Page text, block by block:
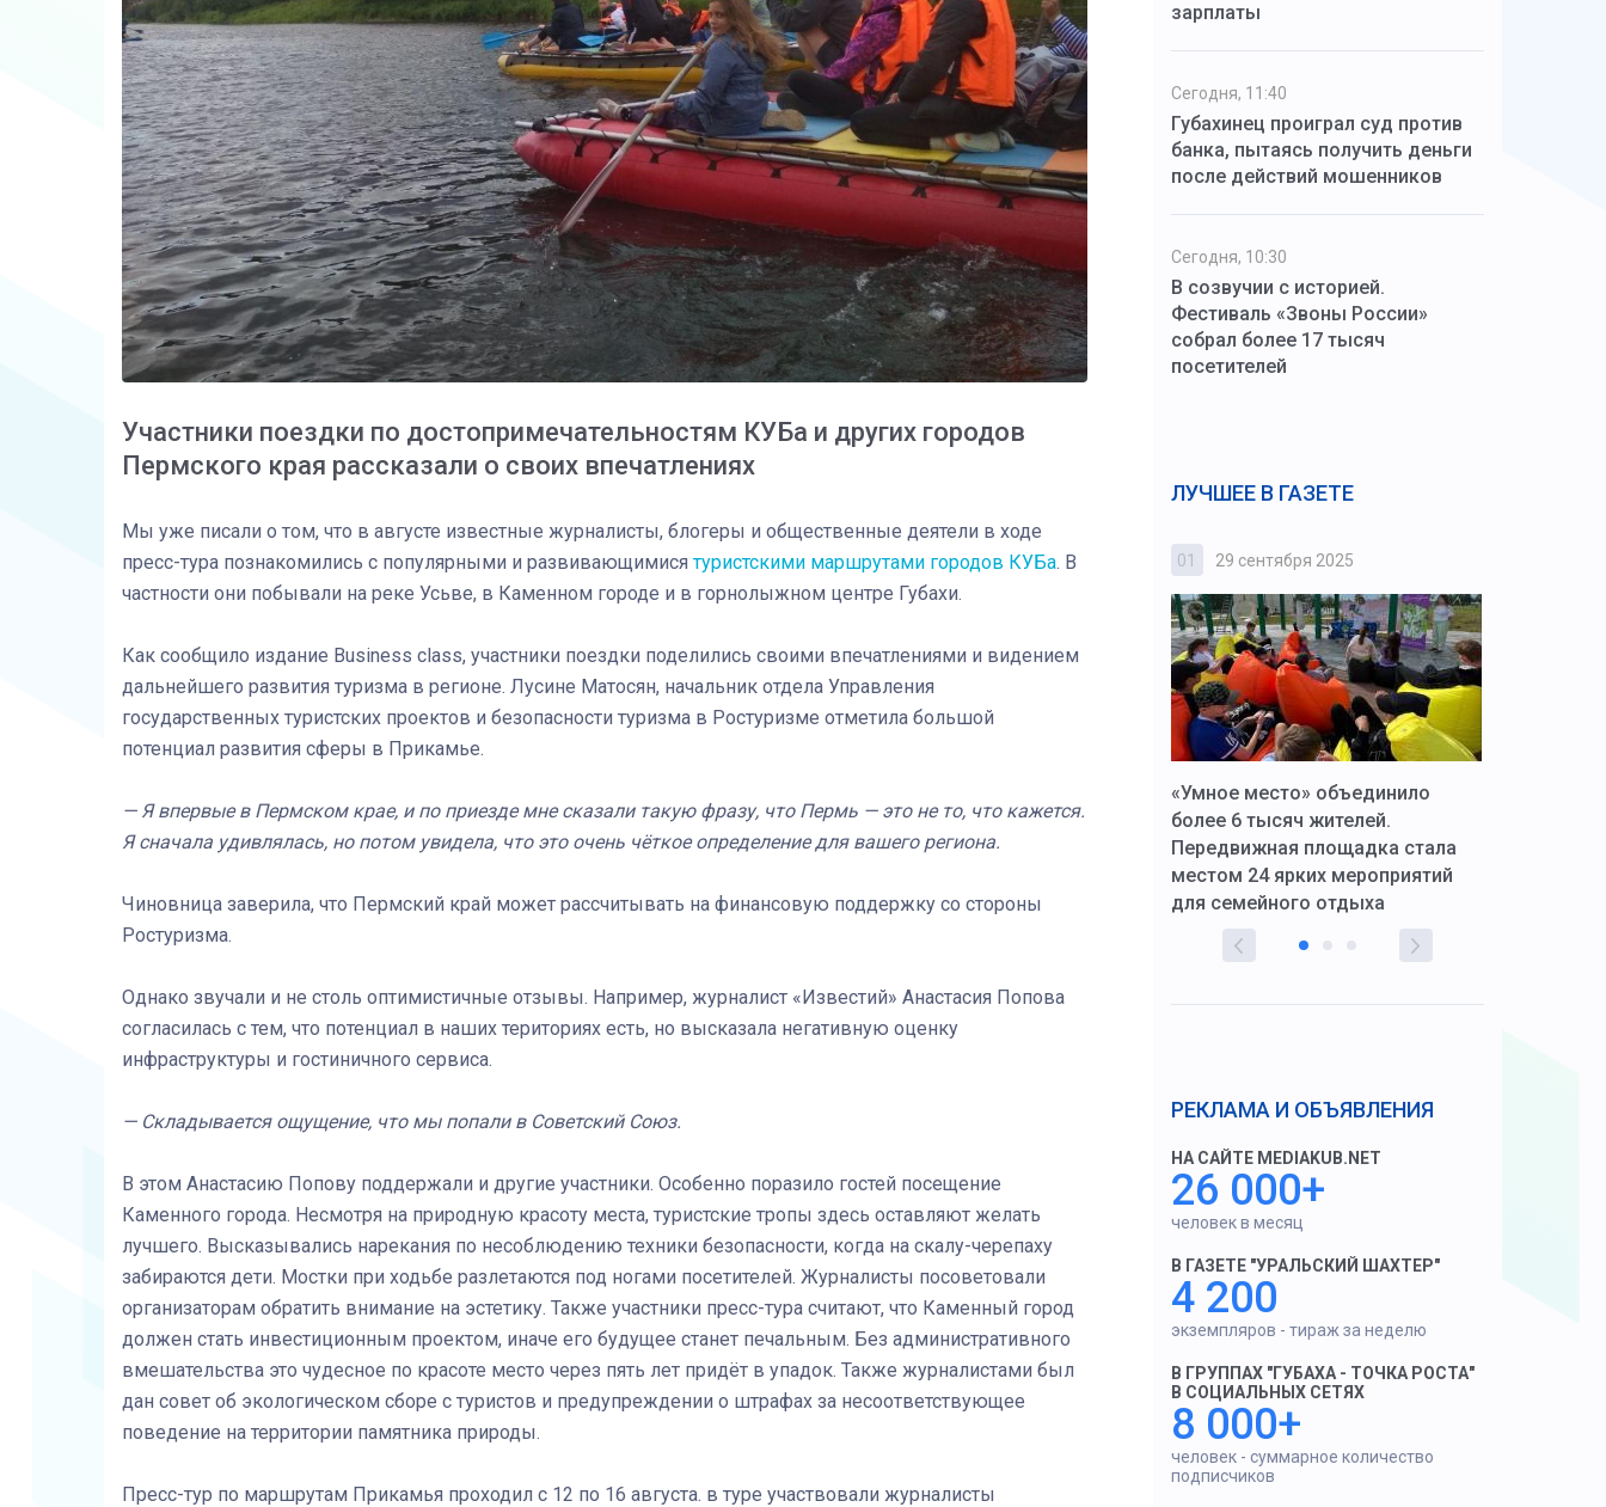
Участники поездки по достопримечательностям КУБа и других городов
Пермского края рассказали о своих впечатлениях
Мы уже писали о том, что в августе известные журналисты, блогеры и общественные деятели в ходе
пресс-тура познакомились с популярными и развивающимисятуристскими маршрутами городов КУБа. В
частности они побывали на реке Усьве, в Каменном городе и в горнолыжном центре Губахи.
Как сообщило издание Business class, участники поездки поделились своими впечатлениями и видением
дальнейшего развития туризма в регионе. Лусине Матосян, начальник отдела Управления
государственных туристских проектов и безопасности туризма в Ростуризме отметила большой
потенциал развития сферы в Прикамье.
— Я впервые в Пермском крае, и по приезде мне сказали такую фразу, что Пермь — это не то, что кажется.
Я сначала удивлялась, но потом увидела, что это очень чёткое определение для вашего региона.
Чиновница заверила, что Пермский край может рассчитывать на финансовую поддержку со стороны
Ростуризма.
Однако звучали и не столь оптимистичные отзывы. Например, журналист «Известий» Анастасия Попова
согласилась с тем, что потенциал в наших териториях есть, но высказала негативную оценку
инфраструктуры и гостиничного сервиса.
— Складывается ощущение, что мы попали в Советский Союз.
В этом Анастасию Попову поддержали и другие участники. Особенно поразило гостей посещение
Каменного города. Несмотря на природную красоту места, туристские тропы здесь оставляют желать
лучшего. Высказывались нарекания по несоблюдению техники безопасности, когда на скалу-черепаху
забираются дети. Мостки при ходьбе разлетаются под ногами посетителей. Журналисты посоветовали
организаторам обратить внимание на эстетику. Также участники пресс-тура считают, что Каменный город
должен стать инвестиционным проектом, иначе его будущее станет печальным. Без административного
вмешательства это чудесное по красоте место через пять лет придёт в упадок. Также журналистами был
дан совет об экологическом сборе с туристов и предупреждении о штрафах за несоответствующее
поведение на территории памятника природы.
Пресс-тур по маршрутам Прикамья проходил с 12 по 16 августа. в туре участвовали журналисты
зарплаты
Сегодня, 11:40
Губахинец проиграл суд против
банка, пытаясь получить деньги
после действий мошенников
Сегодня, 10:30
В созвучии с историей.
Фестиваль «Звоны России»
собрал более 17 тысяч
посетителей
ЛУЧШЕЕ В ГАЗЕТЕ
03 4 октября 2025
Коробов после возвращения со
спецоперации сделал
мечту
01 29 сентября 2025
«Умное место» объединило
более 6 тысяч жителей.
Передвижная площадка стала
местом 24 ярких мероприятий
для семейного отдыха
РЕКЛАМА И ОБЪЯВЛЕНИЯ
НА САЙТЕ MEDIAKUB.NET
26 000+
человек в месяц
В ГАЗЕТЕ "УРАЛЬСКИЙ ШАХТЕР"
4 200
экземпляров - тираж за неделю
В ГРУППАХ "ГУБАХА - ТОЧКА РОСТА"
В СОЦИАЛЬНЫХ СЕТЯХ
8 000+
человек - суммарное количество
подписчиков